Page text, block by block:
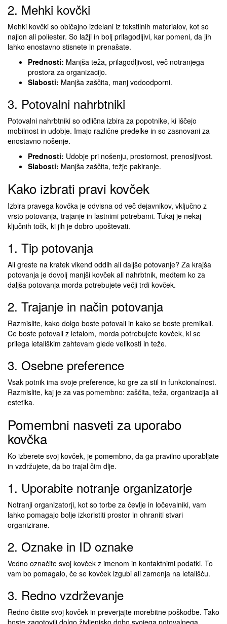
2. Mehki kovčki
Mehki kovčki so običajno izdelani iz tekstilnih materialov, kot so
najlon ali poliester. So lažji in bolj prilagodljivi, kar pomeni, da jih
lahko enostavno stisnete in prenašate.
Prednosti: Manjša teža, prilagodljivost, več notranjega
prostora za organizacijo.
Slabosti: Manjša zaščita, manj vodoodporni.
3. Potovalni nahrbtniki
Potovalni nahrbtniki so odlična izbira za popotnike, ki iščejo
mobilnost in udobje. Imajo različne predelke in so zasnovani za
enostavno nošenje.
Prednosti: Udobje pri nošenju, prostornost, prenosljivost.
Slabosti: Manjša zaščita, težje pakiranje.
Kako izbrati pravi kovček
Izbira pravega kovčka je odvisna od več dejavnikov, vključno z
vrsto potovanja, trajanje in lastnimi potrebami. Tukaj je nekaj
ključnih točk, ki jih je dobro upoštevati.
1. Tip potovanja
Ali greste na kratek vikend oddih ali daljše potovanje? Za krajša
potovanja je dovolj manjši kovček ali nahrbtnik, medtem ko za
daljša potovanja morda potrebujete večji trdi kovček.
2. Trajanje in način potovanja
Razmislite, kako dolgo boste potovali in kako se boste premikali.
Če boste potovali z letalom, morda potrebujete kovček, ki se
prilega letališkim zahtevam glede velikosti in teže.
3. Osebne preference
Vsak potnik ima svoje preference, ko gre za stil in funkcionalnost.
Razmislite, kaj je za vas pomembno: zaščita, teža, organizacija ali
estetika.
Pomembni nasveti za uporabo
kovčka
Ko izberete svoj kovček, je pomembno, da ga pravilno uporabljate
in vzdržujete, da bo trajal čim dlje.
1. Uporabite notranje organizatorje
Notranji organizatorji, kot so torbe za čevlje in ločevalniki, vam
lahko pomagajo bolje izkoristiti prostor in ohraniti stvari
organizirane.
2. Oznake in ID oznake
Vedno označite svoj kovček z imenom in kontaktnimi podatki. To
vam bo pomagalo, če se kovček izgubi ali zamenja na letališču.
3. Redno vzdrževanje
Redno čistite svoj kovček in preverjajte morebitne poškodbe. Tako
boste zagotovili dolgo življenjsko dobo svojega potovalnega